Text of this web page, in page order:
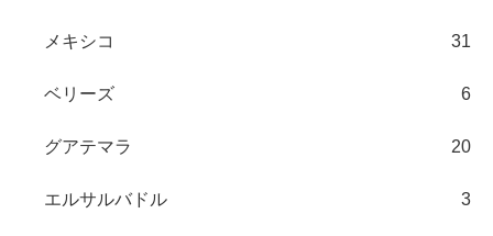
メキシコ 31
ベリーズ 6
グアテマラ 20
エルサルバドル 3